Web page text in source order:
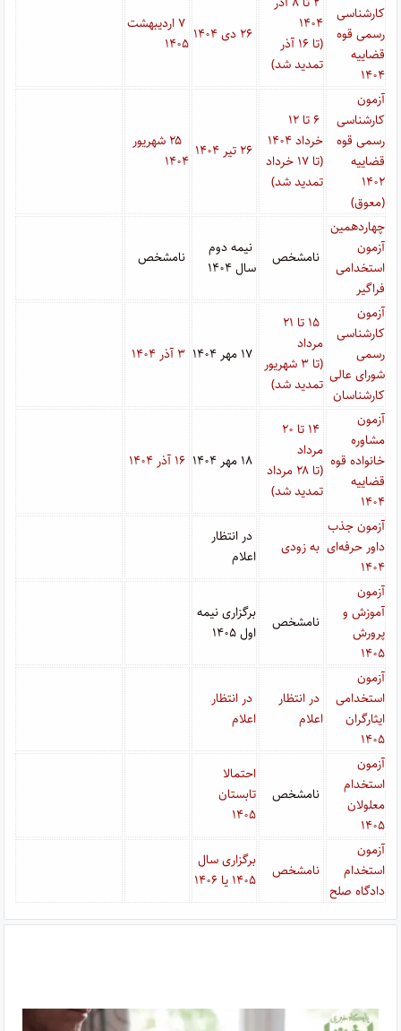
کارشناسی
رسمی قوه
قضاییه
۱۴۰۴
۱۴۰۴
(تا ۱۶ آذر
تمدید شد)
۲۶ دی ۱۴۰۴
۷ اردیبهشت
۱۴۰۵
آزمون
کارشناسی
رسمی قوه
قضاییه
۱۴۰۲
(معوق)
۶ تا ۱۲
خرداد ۱۴۰۴
(تا ۱۷ خرداد
تمدید شد)
۲۶ تیر ۱۴۰۴
۲۵ شهریور
۱۴۰۴
چهاردهمین
آزمون
استخدامی
فراگیر
نامشخص
نیمه دوم
سال ۱۴۰۴
نامشخص
آزمون
کارشناسی
رسمی
شورای عالی
کارشناسان
۱۵ تا ۲۱
مرداد
(تا ۳ شهریور
تمدید شد)
۳ آذر ۱۴۰۴
آزمون
مشاوره
خانواده قوه
قضاییه
۱۴۰۴
۱۴ تا ۲۰
مرداد
(تا ۲۸ مرداد
تمدید شد)
آزمون جذب
داور حرفه‌ای
۱۴۰۴
به زودی
در انتظار
اعلام
آزمون
آموزش و
پرورش
۱۴۰۵
نامشخص
برگزاری نیمه
اول ۱۴۰۵
آزمون
استخدامی
ایثارگران
۱۴۰۵
در انتظار
اعلام
در انتظار
اعلام
آزمون
استخدام
معلولان
۱۴۰۵
نامشخص
احتمالا
تابستان
۱۴۰۵
آزمون
استخدام
دادگاه صلح
نامشخص
برگزاری سال
۱۴۰۵ یا ۱۴۰۶